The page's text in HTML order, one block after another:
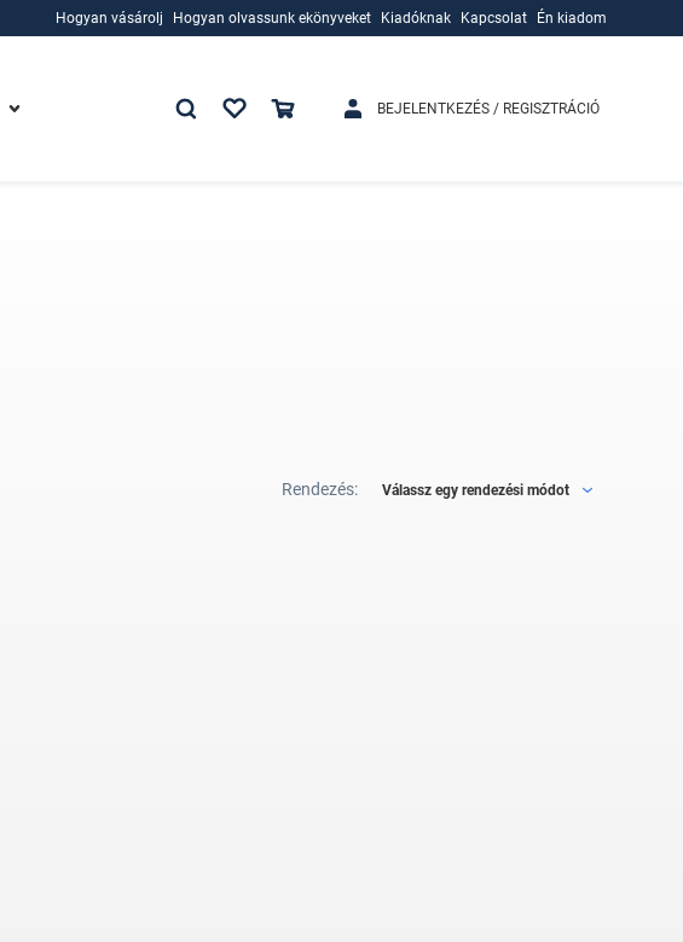
Hogyan vásárolj
Hogyan olvassunk ekönyveket
Kiadóknak
Kapcsolat Én kiadom
BEJELENTKEZÉS / REGISZTRÁCIÓ
Rendezés: Válassz egy rendezési módot